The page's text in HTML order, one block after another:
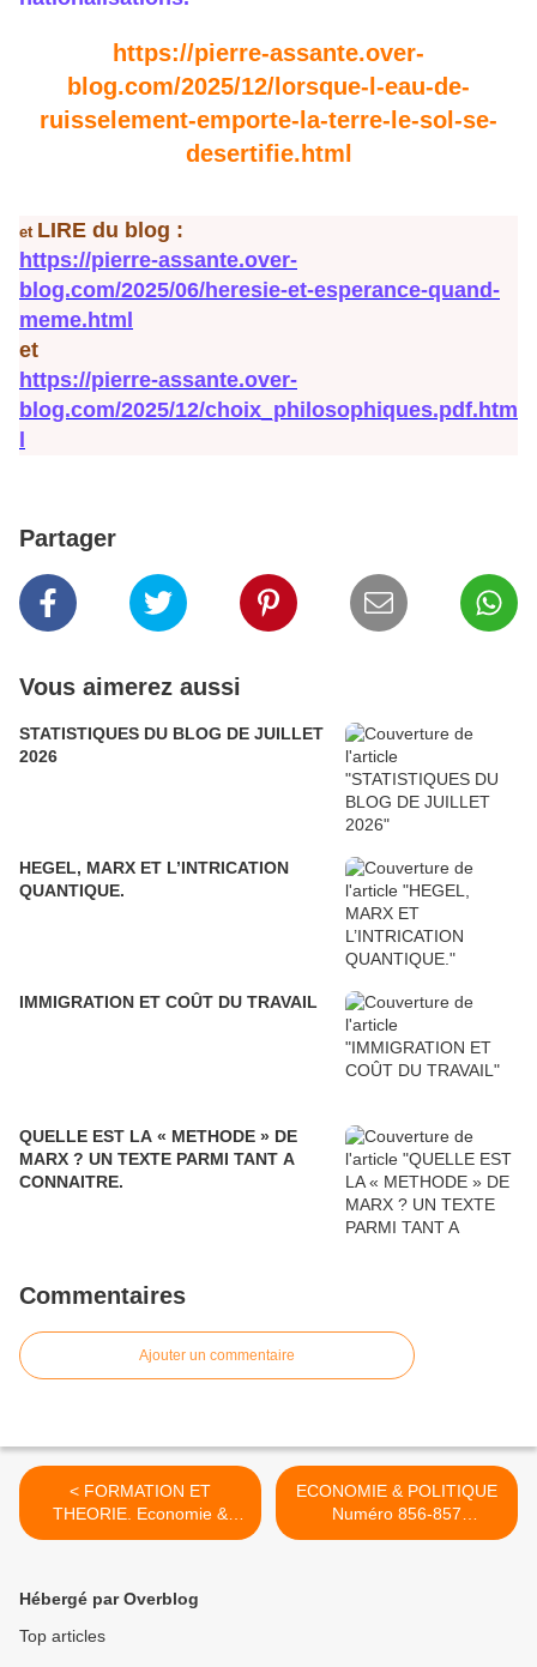
https://pierre-assante.over-
blog.com/2025/12/lorsque-l-eau-de-
ruisselement-emporte-la-terre-le-sol-se-
desertifie.html
et LIRE du blog :
https://pierre-assante.over-
blog.com/2025/06/heresie-et-esperance-quand-
meme.html
et
https://pierre-assante.over-
blog.com/2025/12/choix_philosophiques.pdf.htm
Partager
Vous aimerez aussi
STATISTIQUES DU BLOG DE JUILLET
2026
HEGEL, MARX ET L’INTRICATION
QUANTIQUE.
IMMIGRATION ET COÛT DU TRAVAIL
QUELLE EST LA « METHODE » DE
MARX ? UN TEXTE PARMI TANT A
CONNAITRE.
Commentaires
Ajouter un commentaire
< FORMATION ET
THEORIE. Economie &
Politique. Extraits des N°
ECONOMIE & POLITIQUE
Numéro 856-857
(novembre-décembre
Hébergé par Overblog
Top articles